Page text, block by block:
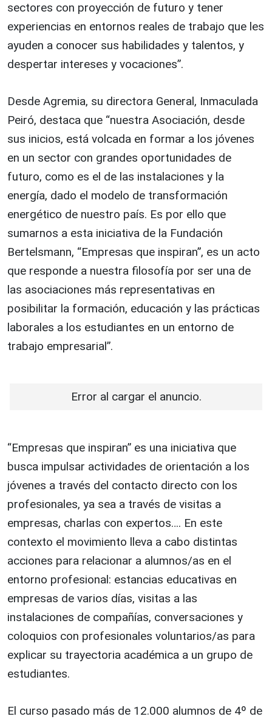
sectores con proyección de futuro y tener
experiencias en entornos reales de trabajo que les
ayuden a conocer sus habilidades y talentos, y
despertar intereses y vocaciones”.
Desde Agremia, su directora General, Inmaculada
Peiró, destaca que “nuestra Asociación, desde
sus inicios, está volcada en formar a los jóvenes
en un sector con grandes oportunidades de
futuro, como es el de las instalaciones y la
energía, dado el modelo de transformación
energético de nuestro país. Es por ello que
sumarnos a esta iniciativa de la Fundación
Bertelsmann, “Empresas que inspiran”, es un acto
que responde a nuestra filosofía por ser una de
las asociaciones más representativas en
posibilitar la formación, educación y las prácticas
laborales a los estudiantes en un entorno de
trabajo empresarial”.
Error al cargar el anuncio.
“Empresas que inspiran” es una iniciativa que
busca impulsar actividades de orientación a los
jóvenes a través del contacto directo con los
profesionales, ya sea a través de visitas a
empresas, charlas con expertos…. En este
contexto el movimiento lleva a cabo distintas
acciones para relacionar a alumnos/as en el
entorno profesional: estancias educativas en
empresas de varios días, visitas a las
instalaciones de compañías, conversaciones y
coloquios con profesionales voluntarios/as para
explicar su trayectoria académica a un grupo de
estudiantes.
El curso pasado más de 12.000 alumnos de 4º de